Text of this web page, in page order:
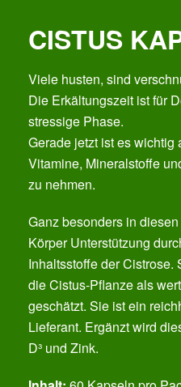
CISTUS
Viele husten, sind
Die Erkältungszeit ist für
stressige Phase.
Gerade jetzt ist es
Vitamine, Mineralstoffe
zu nehmen.
Ganz besonders in
Körper Unterstützung
Inhaltsstoffe der
die Cistus-Pflanze als
geschätzt. Sie ist ein
Lieferant. Ergänzt wird
D³ und Zink.